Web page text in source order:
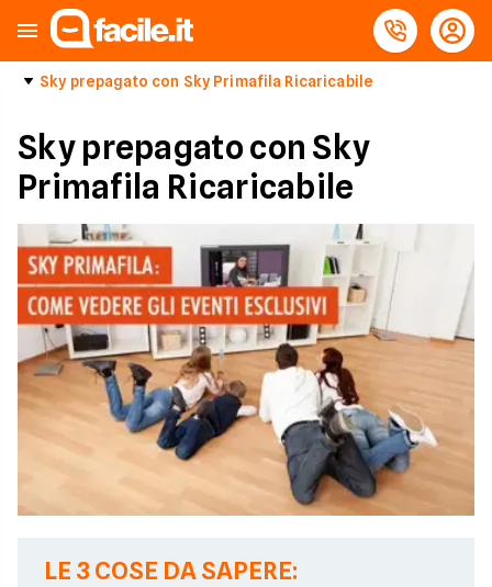
Sky prepagato con Sky Primafila Ricaricabile
Sky prepagato con Sky
Primafila Ricaricabile
LE 3 COSE DA SAPERE: